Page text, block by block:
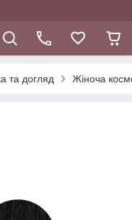
та догляд Жіноча